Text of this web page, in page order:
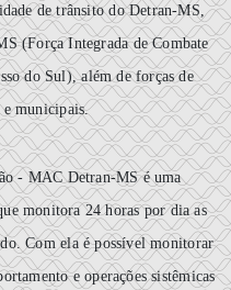
de trânsito do Detran-MS,
(Força Integrada de Combate
do Sul), além de forças de
e municipais.
- MAC Detran-MS é uma
monitora 24 horas por dia as
Com ela é possível monitorar
e operações sistêmicas